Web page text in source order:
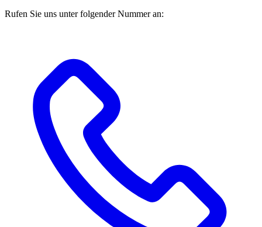
Rufen Sie uns unter folgender Nummer an: